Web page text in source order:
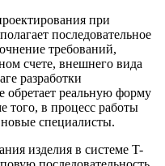
при
последовательное
требований,
счете, внешнего вида
разработки
обретает реальную форму
того, в процесс работы
специалисты.
изделия в системе T-